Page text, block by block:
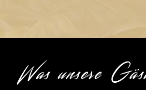
Was unsere